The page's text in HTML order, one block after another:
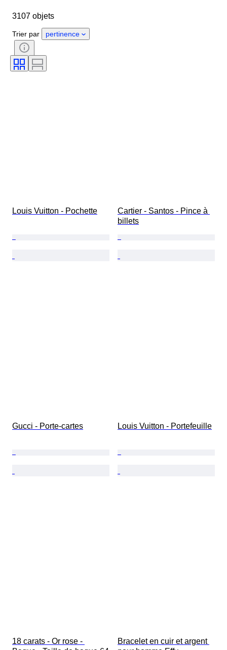
Pays d’origine
Genre
État
Pierre précieuse
Pureté
Taille du vêtement
3107 objets
Trier par pertinence
Louis Vuitton - Pochette
Cartier - Santos - Pince à
billets
Gucci - Porte-cartes Louis Vuitton - Portefeuille
18 carats - Or rose -
Bracelet en cuir et argent